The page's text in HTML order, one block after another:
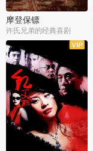
摩登保镖
许氏兄弟的经典喜剧